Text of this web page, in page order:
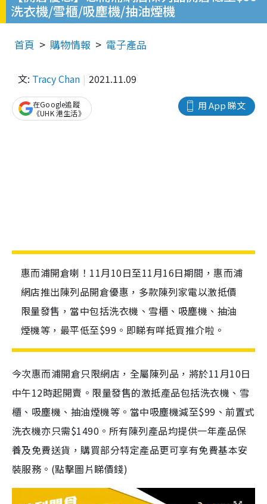
洗衣機/雪櫃/吸塵機/抽油煙機
首頁 購物情報 電子產品
文: Tracy Chan 2021.11.09
用 App 睇文
在Google追蹤
《UHK 港生活》
惠而浦開倉喇！11月10日至11月16日期間，惠而浦
網店推出陳列品開倉優惠，多款陳列家電以激抵價
限量發售，當中包括洗衣機、雪櫃、吸塵機、抽油
煙機等，最平低至$99。即睇有咩抵買推介啦。
今次惠而浦開倉只限網店，全屬陳列品，將於11月10日
中午12時起開賣。限量發售的激抵產品包括洗衣機、雪
櫃、吸塵機、抽油煙機等。當中吸塵機減至$99、前置式
洗衣機亦只需$1490。所有陳列產品均提供一年產品保
養及免費送貨，購買部分特定產品更可享有免費基本安
裝服務。(點擊圖片睇價錢)